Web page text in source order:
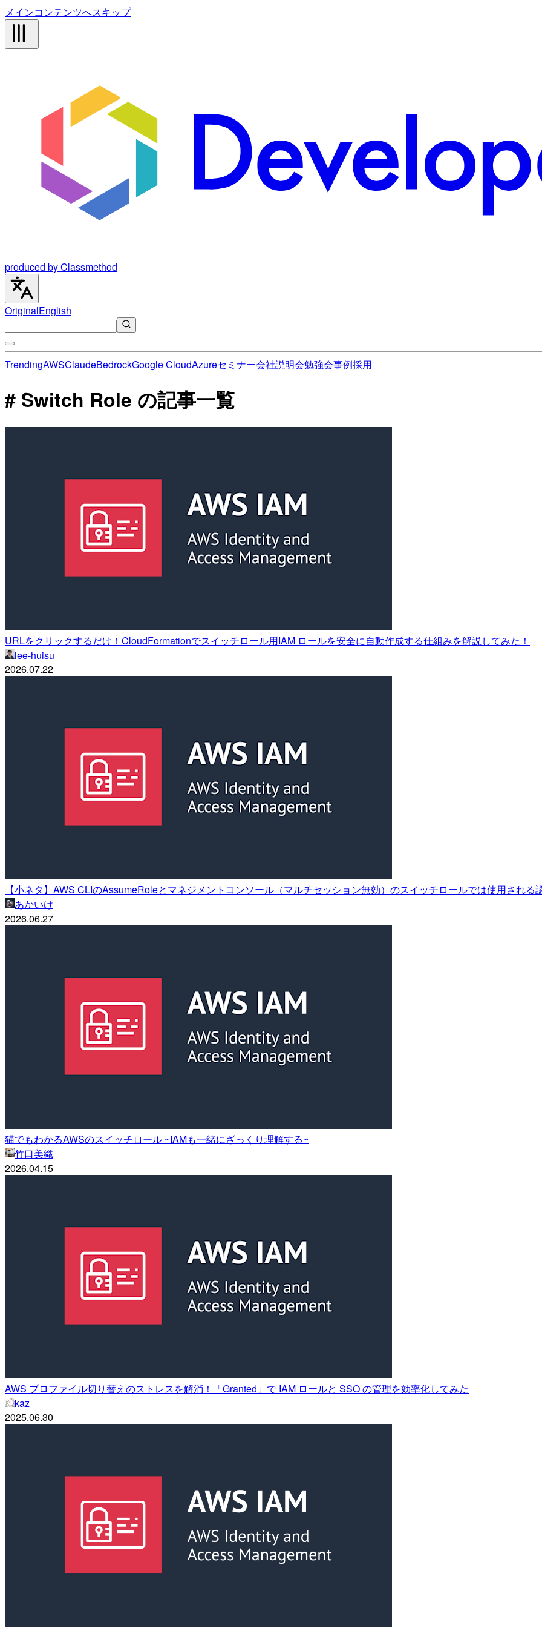
メインコンテンツへスキップ
produced by Classmethod
OriginalEnglish
TrendingAWSClaudeBedrockGoogle CloudAzureセミナー会社説明会勉強会事例採用
# Switch Role の記事一覧
URLをクリックするだけ！CloudFormationでスイッチロール用IAM ロールを安全に自動作成する仕組みを解説してみた！
lee-huisu
2026.07.22
【小ネタ】AWS CLIのAssumeRoleとマネジメントコンソール（マルチセッション無効）のスイッチロールでは使用される
あかいけ
2026.06.27
猫でもわかるAWSのスイッチロール ~IAMも一緒にざっくり理解する~
竹口美織
2026.04.15
AWS プロファイル切り替えのストレスを解消！「Granted」で IAM ロールと SSO の管理を効率化してみた
kaz
2025.06.30